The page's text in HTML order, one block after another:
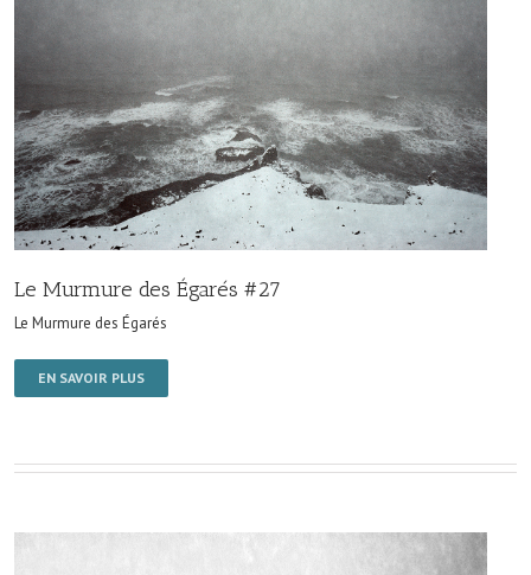
Le Murmure des Égarés #27
Le Murmure des Égarés
EN SAVOIR PLUS